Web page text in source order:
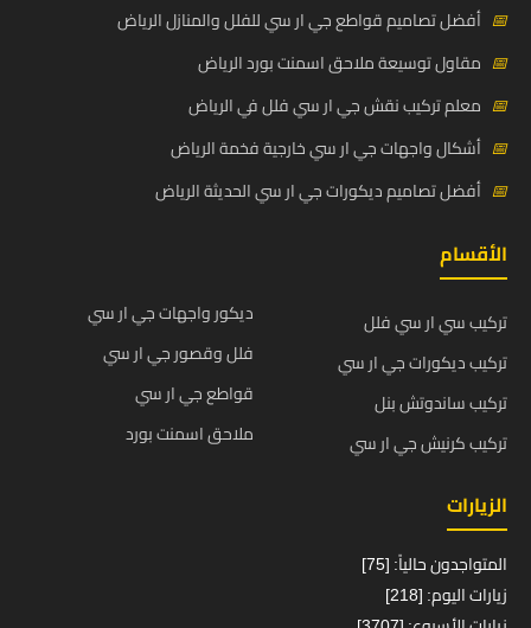
📅 أفضل تصاميم قواطع جي ار سي للفلل والمنازل الرياض
📅 مقاول توسيعة ملاحق اسمنت بورد الرياض
📅 معلم تركيب نقش جي ار سي فلل في الرياض
📅 أشكال واجهات جي ار سي خارجية فخمة الرياض
📅 أفضل تصاميم ديكورات جي ار سي الحديثة الرياض
الأقسام
تركيب سي ار سي فلل
تركيب ديكورات جي ار سي
تركيب ساندوتش بنل
تركيب كرنيش جي ار سي
ديكور واجهات جي ار سي
فلل وقصور جي ار سي
قواطع جي ار سي
ملاحق اسمنت بورد
الزيارات
المتواجدون حالياً: [75]
زيارات اليوم: [218]